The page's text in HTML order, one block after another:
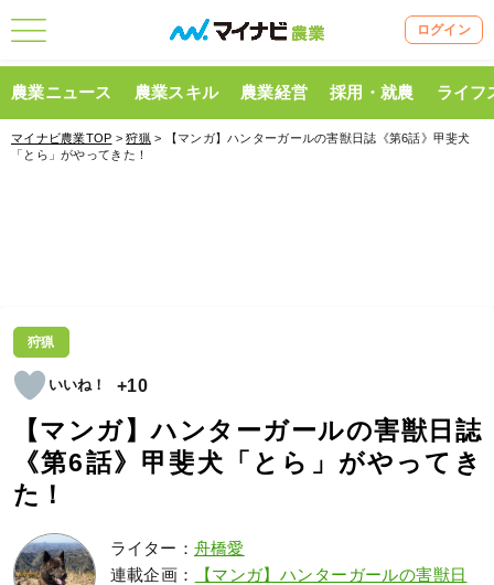
ログイン
農業ニュース 農業スキル 農業経営 採用・就農 ライフ
マイナビ農業TOP >狩猟 > 【マンガ】ハンターガールの害獣日誌《第6話》甲斐犬
「とら」がやってきた！
狩猟
+10
【マンガ】ハンターガールの害獣日誌
《第6話》甲斐犬「とら」がやってき
た！
ライター： 舟橋愛
連載企画：
【マンガ】ハンターガールの害獣日